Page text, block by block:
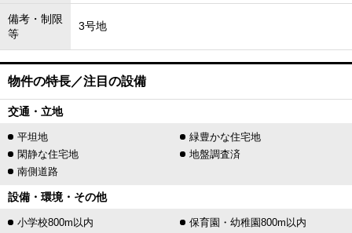
備考・制限
等
3号地
物件の特長／注目の設備
交通・立地
平坦地
緑豊かな住宅地
閑静な住宅地
地盤調査済
南側道路
設備・環境・その他
小学校800m以内
保育園・幼稚園800m以内